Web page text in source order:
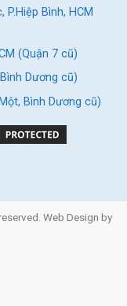
Bình, HCM
(Quận 7 cũ)
Dương cũ)
Bình Dương cũ)
Web Design by